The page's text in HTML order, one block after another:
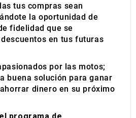
tus compras sean
la oportunidad de
fidelidad que se
en tus futuras
por las motos;
buena solución para ganar
dinero en su próximo